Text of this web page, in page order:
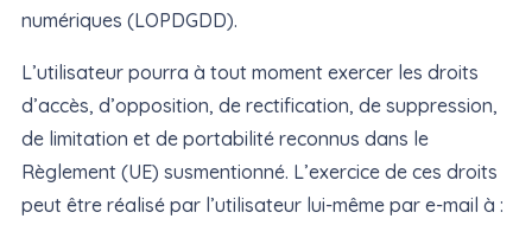
numériques (LOPDGDD).
L’utilisateur pourra à tout moment exercer les droits
d’accès, d’opposition, de rectification, de suppression,
de limitation et de portabilité reconnus dans le
Règlement (UE) susmentionné. L’exercice de ces droits
peut être réalisé par l’utilisateur lui-même par e-mail à :